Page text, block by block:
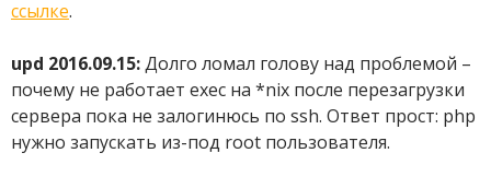
ссылке.
upd 2016.09.15:Долго ломал голову над проблемой –
почему не работает exec на *nix после перезагрузки
сервера пока не залогинюсь по ssh. Ответ прост: php
нужно запускать из-под root пользователя.